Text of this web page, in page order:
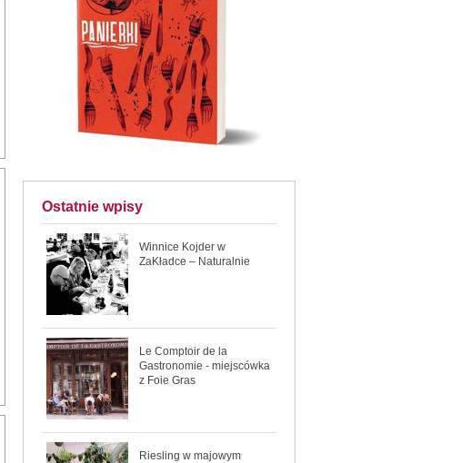
Ostatnie wpisy
Winnice Kojder w
ZaKładce – Naturalnie
Le Comptoir de la
Gastronomie - miejscówka
z Foie Gras
Riesling w majowym